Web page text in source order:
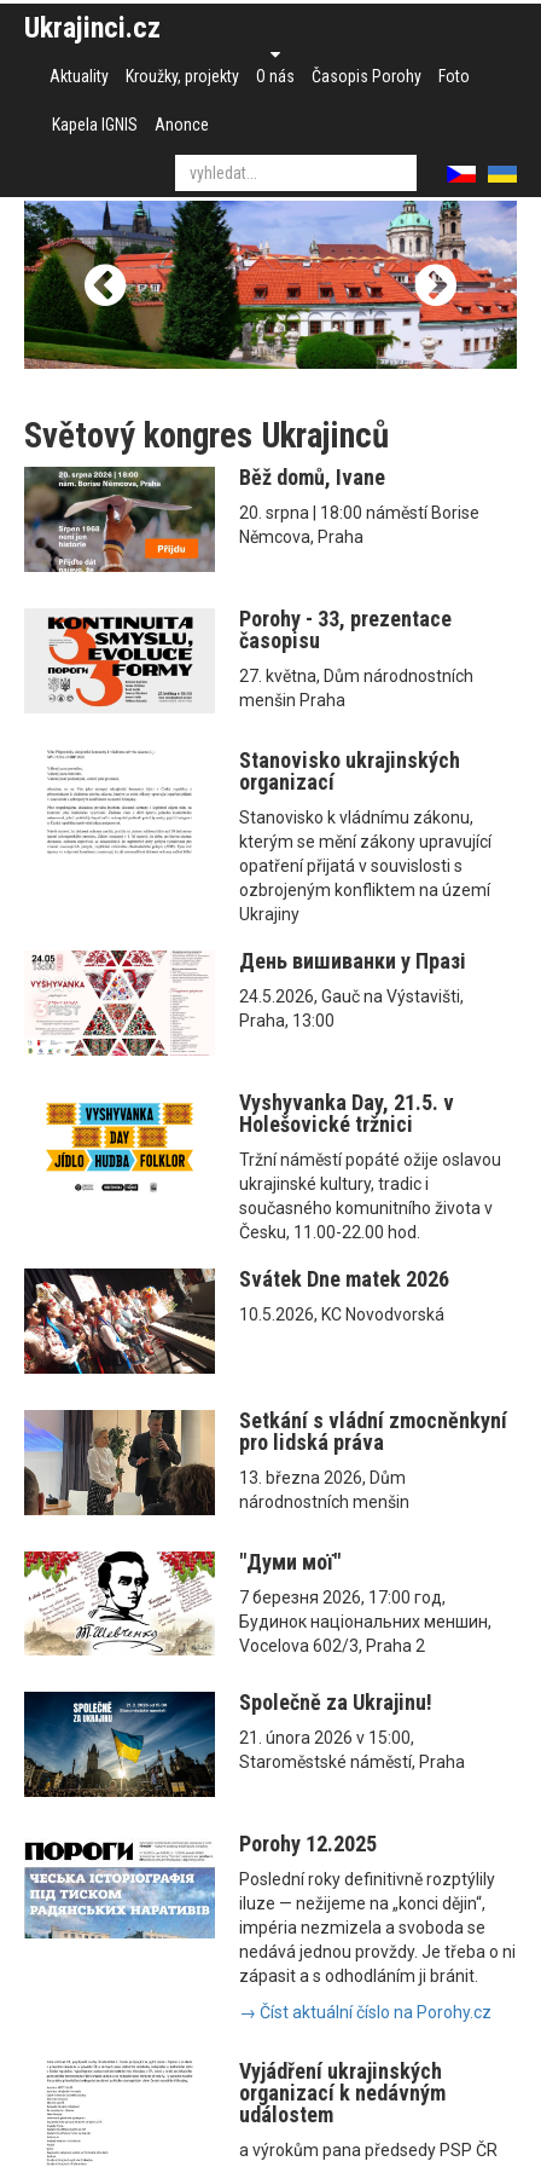
Ukrajinci.cz
Aktuality Kroužky, projekty O nás Časopis Porohy Foto
Kapela IGNIS Anonce
Světový kongres Ukrajinců
Běž domů, Ivane
20. srpna | 18:00 náměstí Borise
Němcova, Praha
Porohy - 33, prezentace
časopisu
27. května, Dům národnostních
menšin Praha
Stanovisko ukrajinských
organizací
Stanovisko k vládnímu zákonu,
kterým se mění zákony upravující
opatření přijatá v souvislosti s
ozbrojeným konfliktem na území
Ukrajiny
День вишиванки у Празі
24.5.2026, Gauč na Výstavišti,
Praha, 13:00
Vyshyvanka Day, 21.5. v
Holešovické tržnici
Tržní náměstí popáté ožije oslavou
ukrajinské kultury, tradic i
současného komunitního života v
Česku, 11.00-22.00 hod.
Svátek Dne matek 2026
10.5.2026, KC Novodvorská
Setkání s vládní zmocněnkyní
pro lidská práva
13. března 2026, Dům
národnostních menšin
"Думи мої"
7 березня 2026, 17:00 год,
Будинок національних меншин,
Vocelova 602/3, Praha 2
Společně za Ukrajinu!
21. února 2026 v 15:00,
Staroměstské náměstí, Praha
Porohy 12.2025
Poslední roky definitivně rozptýlily
iluze — nežijeme na „konci dějin“,
impéria nezmizela a svoboda se
nedává jednou provždy. Je třeba o ni
zápasit a s odhodláním ji bránit.
→ Číst aktuální číslo na Porohy.cz
Vyjádření ukrajinských
organizací k nedávným
událostem
a výrokům pana předsedy PSP ČR